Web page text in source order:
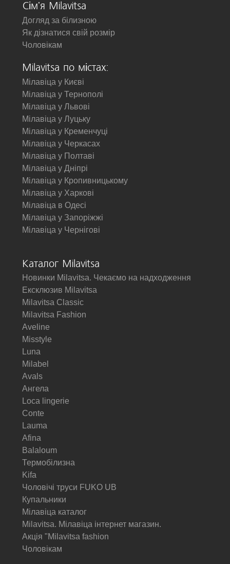
Сім'я Milavitsa
Догляд за білизною
Як дізнатися свій розмір
Чоловікам
Milavitsa по містах:
Мілавіца у Києві
Мілавіца у Тернополі
Мілавіца у Львові
Мілавіца у Луцьку
Мілавіца у Кременчуці
Мілавіца у Черкасах
Мілавіца у Полтаві
Мілавіца у Дніпрі
Мілавіца у Кропивницькому
Мілавіца у Харкові
Мілавіца в Одесі
Мілавіца у Запоріжжі
Мілавіца у Чернігові
Каталог Milavitsa
Новинки Milavitsa. Чекаємо на надходження
Ексклюзив Milavitsa
Milavitsa Classic
Milavitsa Fashion
Aveline
Misstyle
Luna
Milabel
Avals
Ангела
Loca lingerie
Conte
Lauma
Afina
Balaloum
Термобілизна
Kifa
Чоловічі труси FUKO UB
Купальники
Мілавіца каталог
Milavitsa. Мілавіца інтернет магазин.
Акція "Milavitsa fashion
Чоловікам